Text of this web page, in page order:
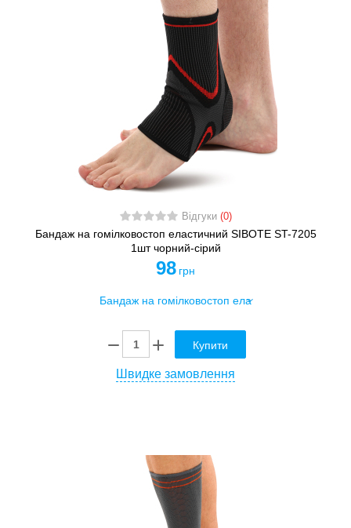
Відгуки (0)
Бандаж на гомілковостоп еластичний SIBOTE ST-7205
1шт чорний-сірий
98 грн
Купити
Швидке замовлення